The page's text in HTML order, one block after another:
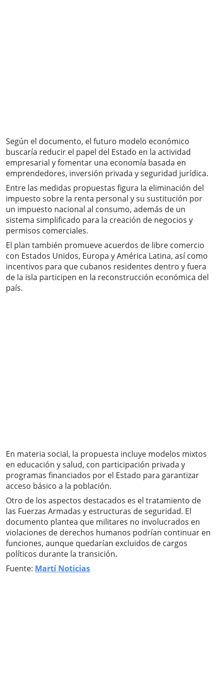
Según el documento, el futuro modelo económico
buscaría reducir el papel del Estado en la actividad
empresarial y fomentar una economía basada en
emprendedores, inversión privada y seguridad jurídica.
Entre las medidas propuestas figura la eliminación del
impuesto sobre la renta personal y su sustitución por
un impuesto nacional al consumo, además de un
sistema simplificado para la creación de negocios y
permisos comerciales.
El plan también promueve acuerdos de libre comercio
con Estados Unidos, Europa y América Latina, así como
incentivos para que cubanos residentes dentro y fuera
de la isla participen en la reconstrucción económica del
país.
En materia social, la propuesta incluye modelos mixtos
en educación y salud, con participación privada y
programas financiados por el Estado para garantizar
acceso básico a la población.
Otro de los aspectos destacados es el tratamiento de
las Fuerzas Armadas y estructuras de seguridad. El
documento plantea que militares no involucrados en
violaciones de derechos humanos podrían continuar en
funciones, aunque quedarían excluidos de cargos
políticos durante la transición.
Fuente: Martí Noticias